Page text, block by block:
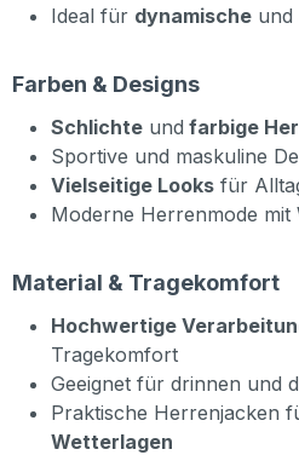
Ideal für dynamische und
Farben & Designs
Schlichte und farbige
Sportive und maskuline
Vielseitige Looks für
Moderne Herrenmode
Material & Tragekomfort
Hochwertige
Tragekomfort
Geeignet für drinnen und
Praktische Herrenjacken
Wetterlagen